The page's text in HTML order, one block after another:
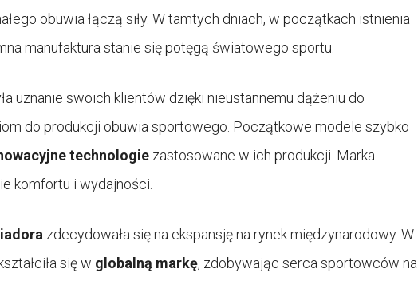
obuwia łączą siły. W tamtych dniach, w początkach istnienia
manufaktura stanie się potęgą światowego sportu.
uznanie swoich klientów dzięki nieustannemu dążeniu do
do produkcji obuwia sportowego. Początkowe modele szybko
technologie zastosowane w ich produkcji. Marka
komfortu i wydajności.
zdecydowała się na ekspansję na rynek międzynarodowy. W
się w globalną markę, zdobywając serca sportowców na